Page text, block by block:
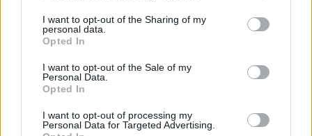
not limited to your visit or usage behaviour. You may click to
grant or deny consent to Google and its third-party tags to
use your data for below specified purposes in below Google
consent section.
I want to opt-out of the Sharing of my
personal data.
Opted In
I want to opt-out of the Sale of my
Personal Data.
Opted In
I want to opt-out of processing my
Personal Data for Targeted Advertising.
2026.08.07. Kiss Lajos
vasútvonalon, alapos késések alakultak ki a
menetrendhez képest, kimaradás is előfordult